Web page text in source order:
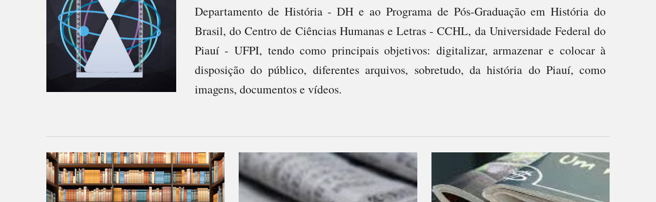
Departamento de História - DH e ao Programa de Pós-Graduação em História do
Brasil, do Centro de Ciências Humanas e Letras - CCHL, da Universidade Federal do
Piauí - UFPI, tendo como principais objetivos: digitalizar, armazenar e colocar à
disposição do público, diferentes arquivos, sobretudo, da história do Piauí, como
imagens, documentos e vídeos.